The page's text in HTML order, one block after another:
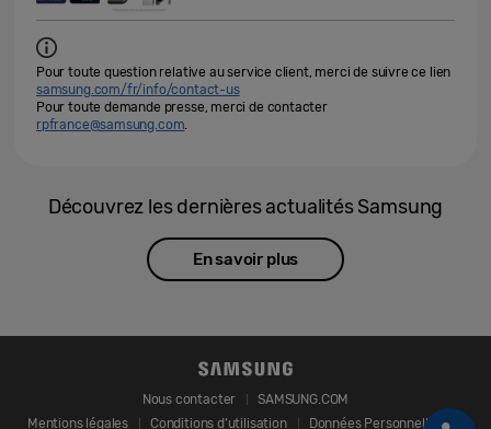
Pour toute question relative au service client, merci de suivre ce lien
samsung.com/fr/info/contact-us
Pour toute demande presse, merci de contacter
rpfrance@samsung.com.
Découvrez les dernières actualités Samsung
En savoir plus
Nous contacter
SAMSUNG.COM
Mentions légales
Conditions d’utilisation Données Personnelles